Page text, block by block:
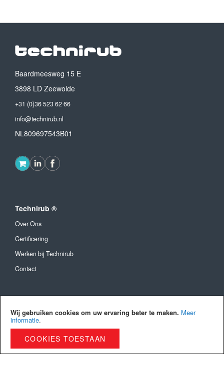
Wij gebruiken cookies om uw ervaring beter te maken. Meer
informatie.
COOKIES TOESTAAN
Baardmeesweg 15 E
3898 LD Zeewolde
+31 (0)36 523 62 66
info@technirub.nl
NL809697543B01
Technirub ®
Over Ons
Certificering
Werken bij Technirub
Contact
Algemene Voorwaarden
Betaalmethoden